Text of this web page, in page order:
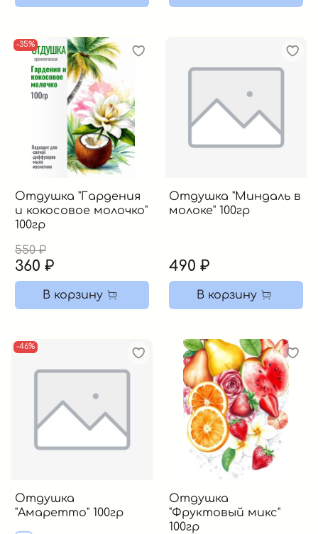
-35%
Отдушка "Гардения
и кокосовое молочко"
100гр
550 ₽
360 ₽
В корзину
Отдушка "Миндаль в
молоке" 100гр
490 ₽
В корзину
-46%
Отдушка
"Амаретто" 100гр
Отдушка
"Фруктовый микс"
100гр